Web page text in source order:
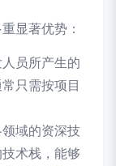
显著优势：
员所产生的
只需按项目
领域的资深技
术栈，能够